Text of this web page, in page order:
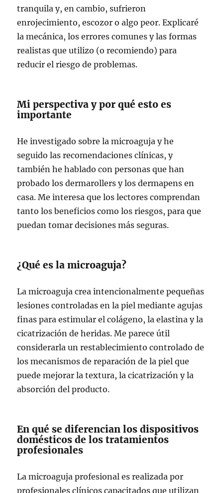
tranquila y, en cambio, sufrieron
enrojecimiento, escozor o algo peor. Explicaré
la mecánica, los errores comunes y las formas
realistas que utilizo (o recomiendo) para
reducir el riesgo de problemas.
Mi perspectiva y por qué esto es
importante
He investigado sobre la microaguja y he
seguido las recomendaciones clínicas, y
también he hablado con personas que han
probado los dermarollers y los dermapens en
casa. Me interesa que los lectores comprendan
tanto los beneficios como los riesgos, para que
puedan tomar decisiones más seguras.
¿Qué es la microaguja?
La microaguja crea intencionalmente pequeñas
lesiones controladas en la piel mediante agujas
finas para estimular el colágeno, la elastina y la
cicatrización de heridas. Me parece útil
considerarla un restablecimiento controlado de
los mecanismos de reparación de la piel que
puede mejorar la textura, la cicatrización y la
absorción del producto.
En qué se diferencian los dispositivos
domésticos de los tratamientos
profesionales
La microaguja profesional es realizada por
profesionales clínicos capacitados que utilizan